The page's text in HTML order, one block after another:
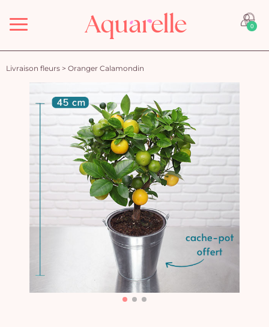
Menu 0
Livraison fleurs > Oranger Calamondin